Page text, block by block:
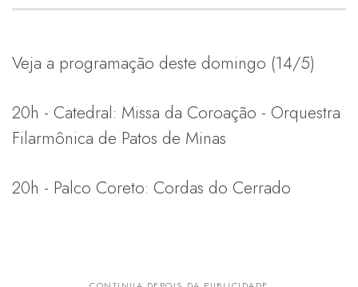
Veja a programação deste domingo (14/5)
20h - Catedral: Missa da Coroação - Orquestra
Filarmônica de Patos de Minas
20h - Palco Coreto: Cordas do Cerrado